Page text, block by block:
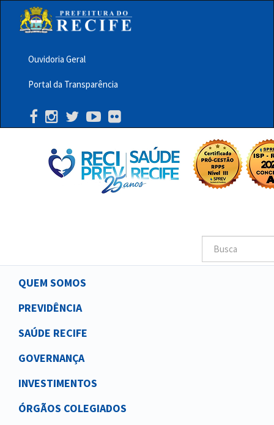
principalMenu
Barra
Topo
PCR
Ouvidoria Geral
Portal da Transparência
Buscar
Main
navigation
QUEM SOMOS
PREVIDÊNCIA
SAÚDE RECIFE
GOVERNANÇA
INVESTIMENTOS
ÓRGÃOS COLEGIADOS